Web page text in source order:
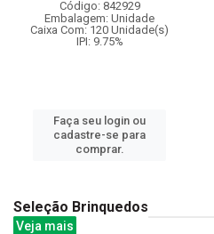
Código: 842929
Embalagem: Unidade
Caixa Com: 120 Unidade(s)
IPI: 9.75%
Faça seu login ou
cadastre-se para
comprar.
Seleção Brinquedos
Veja mais